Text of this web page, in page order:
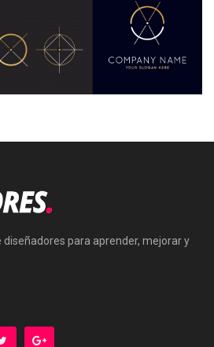
diseñadores para aprender, mejorar y